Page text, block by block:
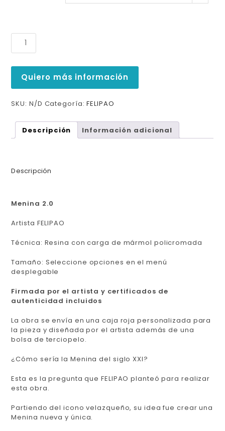
Quiero más información
SKU: N/D Categoría:FELIPAO
Descripción Información adicional
Descripción
Menina 2.0
Artista FELIPAO
Técnica: Resina con carga de mármol policromada
Tamaño: Seleccione opciones en el menú
desplegable
Firmada por el artista y certificados de
autenticidad incluidos
La obra se envía en una caja roja personalizada para
la pieza y diseñada por el artista además de una
bolsa de terciopelo.
¿Cómo sería la Menina del siglo XXI?
Esta es la pregunta que FELIPAO planteó para realizar
esta obra.
Partiendo del icono velazqueño, su idea fue crear una
Menina nueva y única.